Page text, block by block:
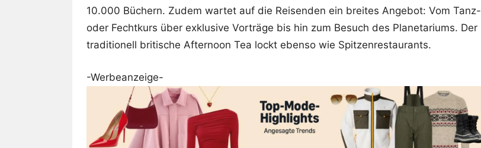
10.000 Büchern. Zudem wartet auf die Reisenden ein breites Angebot: Vom Tanz-
oder Fechtkurs über exklusive Vorträge bis hin zum Besuch des Planetariums. Der
traditionell britische Afternoon Tea lockt ebenso wie Spitzenrestaurants.
-Werbeanzeige-